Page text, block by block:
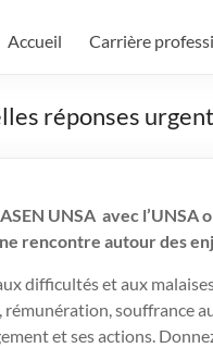
Accueil Carrière
réponses
UNSA avec
rencontre autour des
difficultés et aux
rémunération, souffrance
et ses actions.